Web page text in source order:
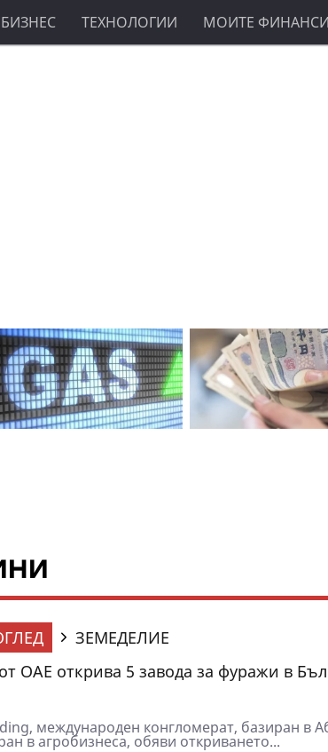
БИЗНЕС ТЕХНОЛОГИИ МОИТЕ ФИНАНСИ
ЗЕМЕДЕЛИЕ
ОАЕ открива 5 завода за фуражи в
международен конгломерат, базиран в
в агробизнеса, обяви откриването...